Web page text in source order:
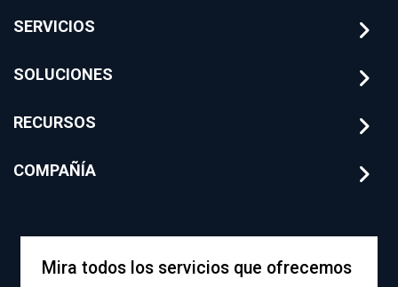
SERVICIOS
SOLUCIONES
RECURSOS
COMPAÑÍA
Mira todos los servicios que ofrecemos